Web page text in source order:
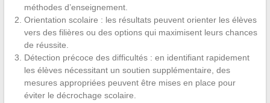
méthodes d’enseignement.
Orientation scolaire : les résultats peuvent orienter les élèves
vers des filières ou des options qui maximisent leurs chances
de réussite.
Détection précoce des difficultés : en identifiant rapidement
les élèves nécessitant un soutien supplémentaire, des
mesures appropriées peuvent être mises en place pour
éviter le décrochage scolaire.